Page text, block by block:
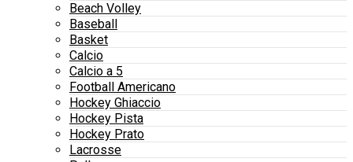
Beach Volley
Baseball
Basket
Calcio
Calcio a 5
Football Americano
Hockey Ghiaccio
Hockey Pista
Hockey Prato
Lacrosse